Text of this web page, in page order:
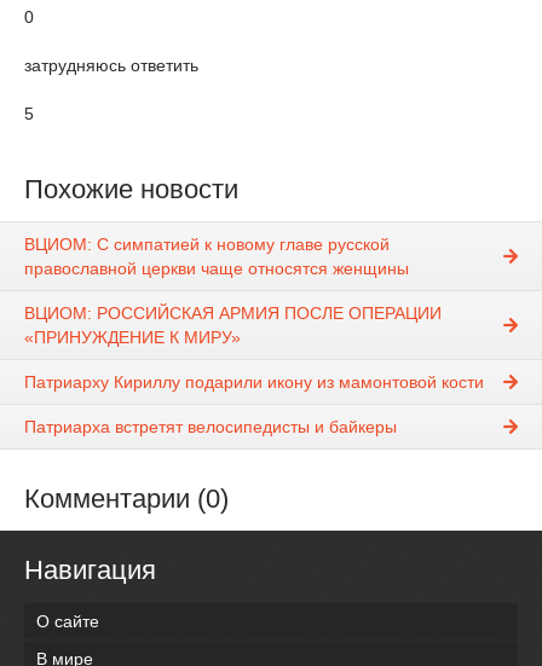
0
затрудняюсь ответить
5
Похожие новости
ВЦИОМ: С симпатией к новому главе русской
православной церкви чаще относятся женщины
ВЦИОМ: РОССИЙСКАЯ АРМИЯ ПОСЛЕ ОПЕРАЦИИ
«ПРИНУЖДЕНИЕ К МИРУ»
Патриарху Кириллу подарили икону из мамонтовой кости
Патриарха встретят велосипедисты и байкеры
Комментарии (0)
Навигация
О сайте
В мире